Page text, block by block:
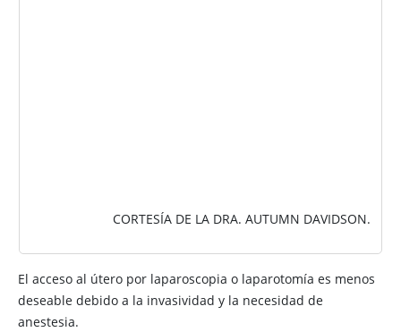
CORTESÍA DE LA DRA. AUTUMN DAVIDSON.
El acceso al útero por laparoscopia o laparotomía es menos
deseable debido a la invasividad y la necesidad de
anestesia.